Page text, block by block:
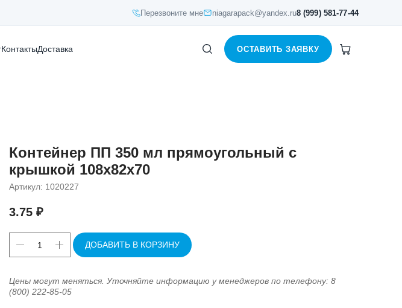
Перезвоните мне niagarapack@yandex.ru8 (999) 581-77-44
КонтактыДоставка ОСТАВИТЬ ЗАЯВКУ
Контейнер ПП 350 мл прямоугольный с
крышкой 108x82x70
Артикул: 1020227
3.75 ₽
ДОБАВИТЬ В КОРЗИНУ
Цены могут меняться. Уточняйте информацию у менеджеров по телефону: 8
(800) 222-85-05